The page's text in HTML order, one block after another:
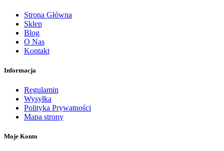
Strona Główna
Sklep
Blog
O Nas
Kontakt
Informacja
Regulamin
Wysyłka
Polityka Prywatności
Mapa strony
Moje Konto